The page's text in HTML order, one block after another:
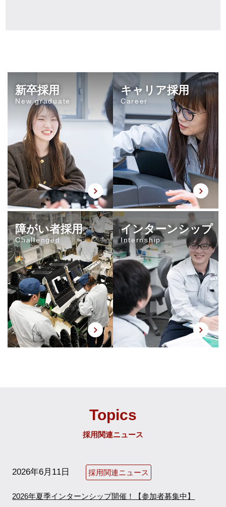
新卒採用
New graduate
キャリア採用
Career
障がい者採用
Challenged
インターンシップ
Internship
Topics
採用関連ニュース
2026年6月11日 採用関連ニュース
2026年夏季インターンシップ開催！【参加者募集中】